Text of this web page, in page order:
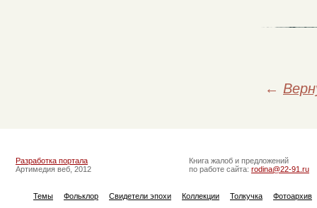
←
Разработка портала
Артимедия веб, 2012
Книга жалоб и предложений
по работе сайта: rodina@22-91.ru
Темы Фольклор Свидетели эпохи Коллекции Толкучка Фотоархив